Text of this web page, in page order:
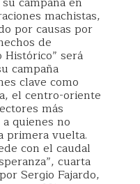
machistas,
por causas por
de
Histórico” será
campaña
clave como
el centro-oriente
más
quienes no
primera vuelta.
con el caudal
cuarta
Sergio Fajardo,